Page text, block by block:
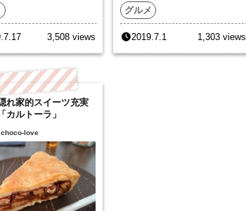
3,508 views
グルメ
2019.7.1 1,303 views
れ家的スイーツ充実
カルトーラ」
choco-love